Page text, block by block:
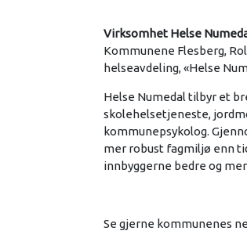
Virksomhet Helse
Kommunene Flesberg,
helseavdeling, «Helse
Helse Numedal tilbyr et
skolehelsetjeneste,
kommunepsykolog.
mer robust fagmiljø enn
innbyggerne bedre og
Se gjerne kommunenes